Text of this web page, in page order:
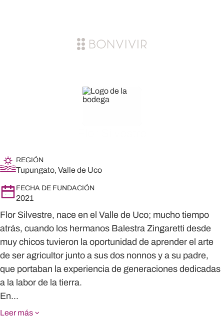
REGIÓN
Tupungato, Valle de Uco
FECHA DE FUNDACIÓN
2021
Flor Silvestre, nace en el Valle de Uco; mucho tiempo
atrás, cuando los hermanos Balestra Zingaretti desde
muy chicos tuvieron la oportunidad de aprender el arte
de ser agricultor junto a sus dos nonnos y a su padre,
que portaban la experiencia de generaciones dedicadas
a la labor de la tierra.
En...
Leer más